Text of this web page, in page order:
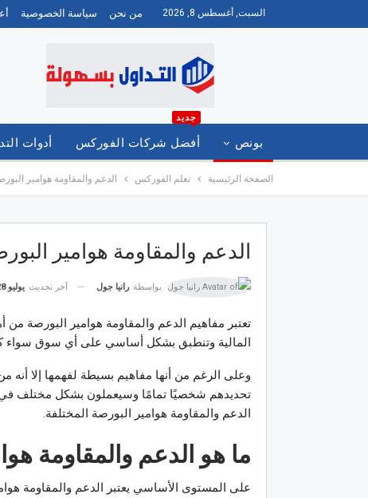
السبت, أغسطس 8, 2026 من نحن سياسة الخصوصية
بونص أفضل شركات الفوركس
جديد
أدوات
العربية
الصفحة الرئيسية تعلم الفوركس الدعم والمقاومة هوامير
الدعم والمقاومة هوامير
بواسطة رانيا جول آخر تحديث يوليو 28, 2026
تعتبر مفاهيم الدعم والمقاومة هوامير البورصة
المالية وتنطبق بشكل أساسي على أي سوق سواء
وعلى الرغم من أنها مفاهيم بسيطة لفهمها إلا أنه
تحديدهم شخصيًا تمامًا وسيعملون بشكل مختلف
الدعم والمقاومة هوامير البورصة المختلفة.
ما هو الدعم والمقاومة
على المستوى الأساسي يعتبر الدعم والمقاومة